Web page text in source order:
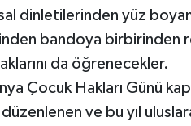
dinletilerinden yüz
bandoya birbirinden
da öğrenecekler.
Çocuk Hakları Günü
ve bu yıl